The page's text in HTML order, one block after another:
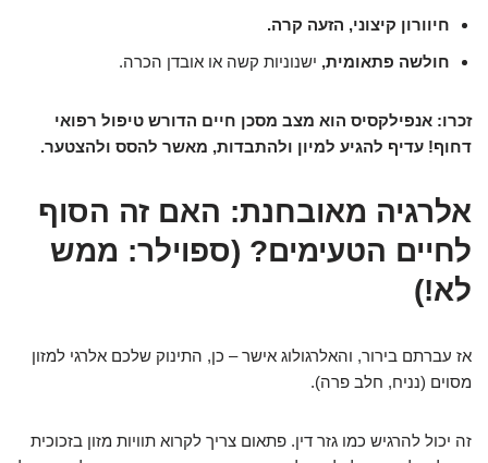
חיוורון קיצוני, הזעה קרה.
חולשה פתאומית, ישנוניות קשה או אובדן הכרה.
זכרו: אנפילקסיס הוא מצב מסכן חיים הדורש טיפול רפואי
דחוף! עדיף להגיע למיון ולהתבדות, מאשר להסס ולהצטער.
אלרגיה מאובחנת: האם זה הסוף
לחיים הטעימים? (ספוילר: ממש
לא!)
אז עברתם בירור, והאלרגולוג אישר – כן, התינוק שלכם אלרגי למזון
מסוים (נניח, חלב פרה).
זה יכול להרגיש כמו גזר דין. פתאום צריך לקרוא תוויות מזון בזכוכית